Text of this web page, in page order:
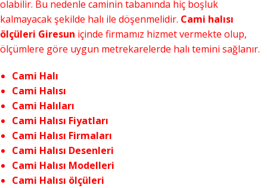
olabilir. Bu nedenle caminin tabanında hiç boşluk
kalmayacak şekilde halı ile döşenmelidir. Cami halısı
ölçüleri Giresun içinde firmamız hizmet vermekte olup,
ölçümlere göre uygun metrekarelerde halı temini sağlanır.
Cami Halı
Cami Halısı
Cami Halıları
Cami Halısı Fiyatları
Cami Halısı Firmaları
Cami Halısı Desenleri
Cami Halısı Modelleri
Cami Halısı ölçüleri